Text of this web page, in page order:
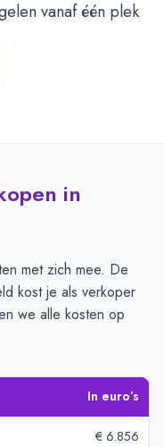
vanaf één plek
in
met zich mee. De
kost je als verkoper
we alle kosten op
In euro’s
€ 6.856